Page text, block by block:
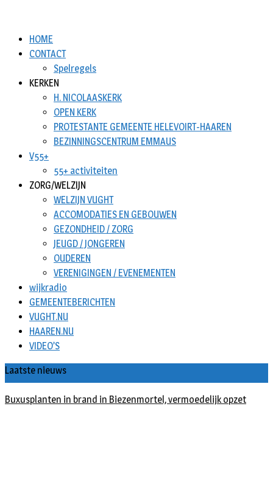
HOME
CONTACT
Spelregels
KERKEN
H. NICOLAASKERK
OPEN KERK
PROTESTANTE GEMEENTE HELEVOIRT-HAAREN
BEZINNINGSCENTRUM EMMAUS
V55+
55+ activiteiten
ZORG/WELZIJN
WELZIJN VUGHT
ACCOMODATIES EN GEBOUWEN
GEZONDHEID / ZORG
JEUGD / JONGEREN
OUDEREN
VERENIGINGEN / EVENEMENTEN
wijkradio
GEMEENTEBERICHTEN
VUGHT.NU
HAAREN.NU
VIDEO’S
Laatste nieuws
Buxusplanten in brand in Biezenmortel, vermoedelijk opzet